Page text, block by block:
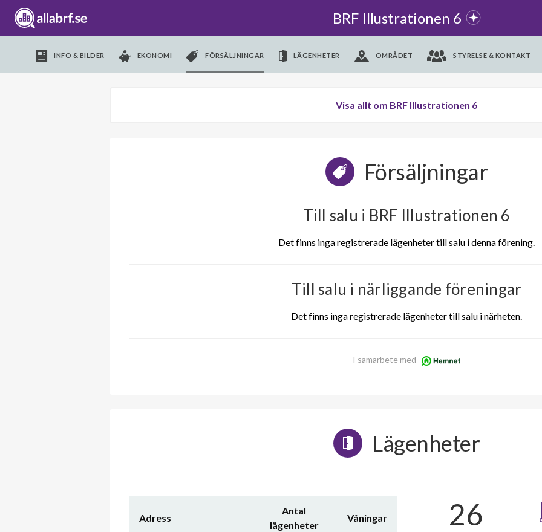
BRF Illustrationen 6
INFO & BILDER EKONOMI FÖRSÄLJNINGAR LÄGENHETER OMRÅDET STYRELSE & KONTAKT
Visa allt om BRF Illustrationen 6
Försäljningar
Till salu i BRF Illustrationen 6
Det finns inga registrerade lägenheter till salu i denna förening.
Till salu i närliggande föreningar
Det finns inga registrerade lägenheter till salu i närheten.
I samarbete med
Lägenheter
Adress
Antal
lägenheter
Våningar 26